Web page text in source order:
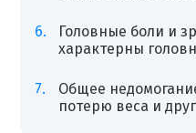
Головные боли и
характерны
Общее
потерю веса и